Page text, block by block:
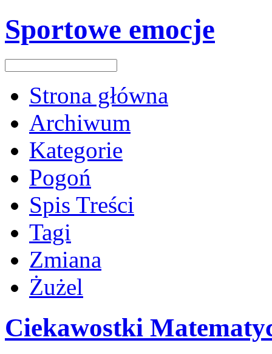
Sportowe emocje
Strona główna
Archiwum
Kategorie
Pogoń
Spis Treści
Tagi
Zmiana
Żużel
Ciekawostki